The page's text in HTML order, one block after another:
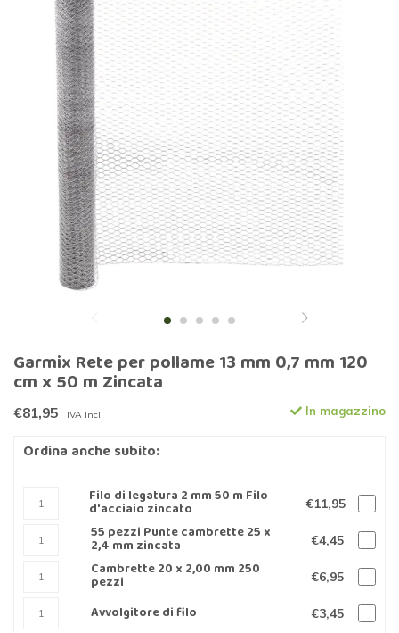
Garmix Rete per pollame 13 mm 0,7 mm 120
cm x 50 m Zincata
€81,95 IVA Incl. In magazzino
Ordina anche subito:
Filo di legatura 2 mm 50 m Filo
d'acciaio zincato €11,95
55 pezzi Punte cambrette 25 x
2,4 mm zincata €4,45
Cambrette 20 x 2,00 mm 250
pezzi €6,95
Avvolgitore di filo €3,45